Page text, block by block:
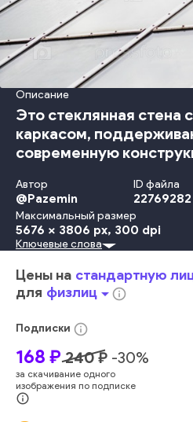
Описание
Это стеклянная стена
каркасом,
современную
Автор
@Pazemin
ID файла
22769282
Максимальный размер
5676 x 3806 px, 300 dpi
Металл Дом Небо
Группа Материал Прозрачный
Покрытие
Промышленность
современный
перспектива
аппаратное обеспечение
промышленный
установка
уклон
Ключевые слова
Цены на стандартную
для физлицarrow_drop_downinfo_outline
Подписки info_outline
168 ₽ 240₽ -30%
за скачивание одного
изображения по подписке
info_outline